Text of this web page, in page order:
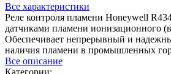
Все характеристики
Реле контроля пламени Honeywell
датчиками пламени ионизационного
Обеспечивает непрерывный и
наличия пламени в промышленных
Все описание
Категории: